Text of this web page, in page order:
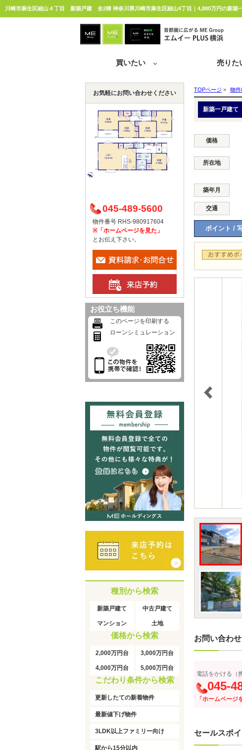
川崎市麻生区細山４丁目 新築戸建 全2棟 神奈川県川崎市麻生区細山4丁目｜4,880万円の新築
買いたい 売りた
TOPページ > 物件
新築一戸建て
価格
所在地
築年月
交通
ポイント /
お問い合わ
電話をかける（
045-
「ホームページ
セールスポ
お気軽にお問い合わせください
045-489-5600
物件番号 RHS-980917604
※「ホームページを見た」
とお伝え下さい。
お役立ち機能
このページを印刷する
ローンシミュレーション
種別から検索
新築戸建て 中古戸建て
マンション 土地
価格から検索
2,000万円台 3,000万円台
4,000万円台 5,000万円台
こだわり条件から検索
更新したての新着物件
最新値下げ物件
3LDK以上ファミリー向け
駅から15分以内